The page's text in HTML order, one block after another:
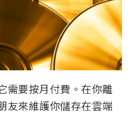
需要按月付費。在你離
友來維護你儲存在雲端